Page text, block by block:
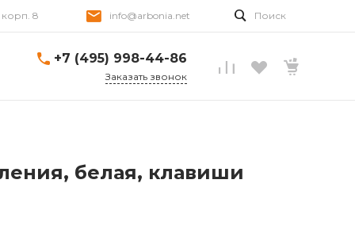
корп. 8 info@arbonia.net Поиск
+7 (495) 998-44-86
Заказать звонок
белая, клавиши